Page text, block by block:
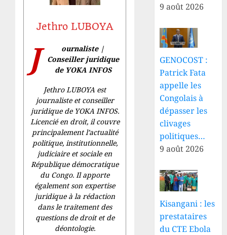
Jethro LUBOYA
J
ournaliste |
Conseiller juridique
de YOKA INFOS
Jethro LUBOYA est
journaliste et conseiller
juridique de YOKA INFOS.
Licencié en droit, il couvre
principalement l’actualité
politique, institutionnelle,
judiciaire et sociale en
République démocratique
du Congo. Il apporte
également son expertise
juridique à la rédaction
dans le traitement des
questions de droit et de
déontologie.
9 août 2026
GENOCOST :
Patrick Fata
appelle les
Congolais à
dépasser les
clivages
politiques…
9 août 2026
Kisangani : les
prestataires
du CTE Ebola